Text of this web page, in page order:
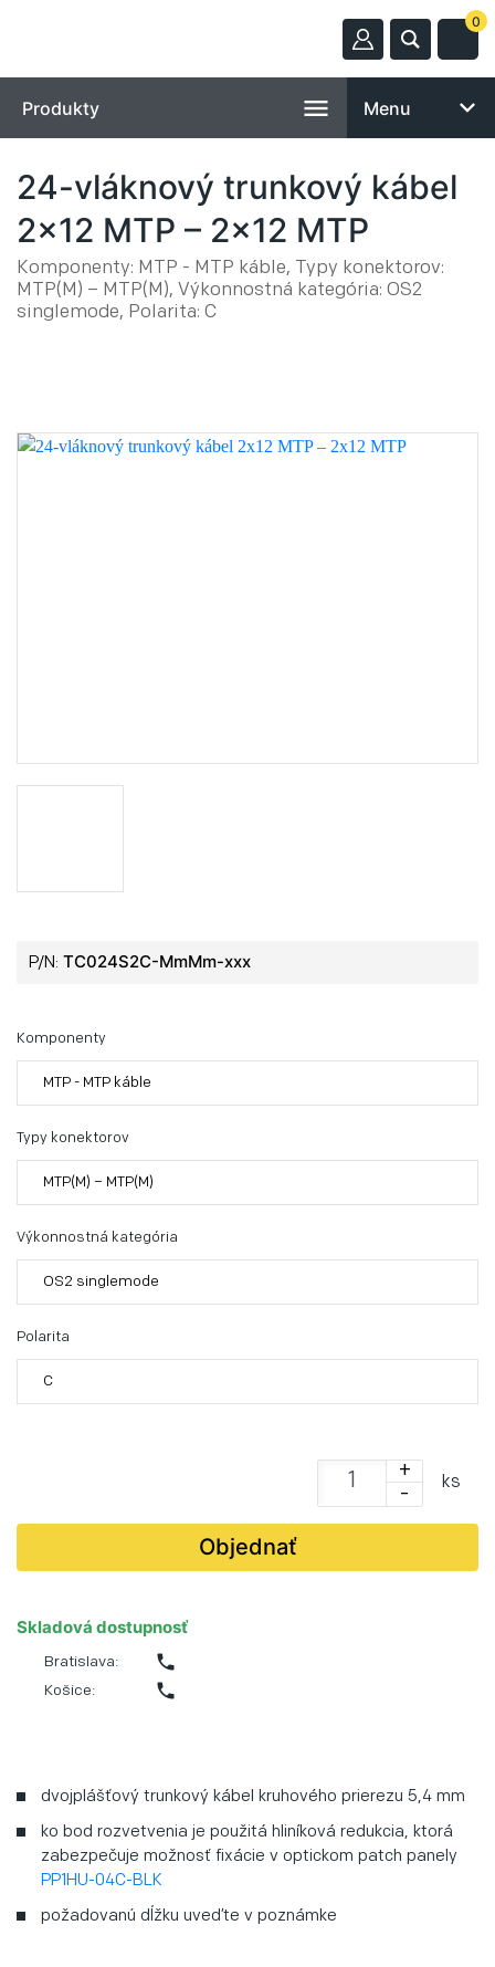
0
Produkty Menu
24-vláknový trunkový kábel
2x12 MTP – 2x12 MTP
Komponenty: MTP - MTP káble, Typy konektorov:
MTP(M) – MTP(M), Výkonnostná kategória: OS2
singlemode, Polarita: C
P/N: TC024S2C-MmMm-xxx
Komponenty
MTP - MTP káble
Typy konektorov
MTP(M) – MTP(M)
Výkonnostná kategória
OS2 singlemode
Polarita
C
+
-
ks
Objednať
Skladová dostupnosť
Bratislava: phone
Košice: phone
dvojplášťový trunkový kábel kruhového prierezu 5,4 mm
ko bod rozvetvenia je použitá hliníková redukcia, ktorá
zabezpečuje možnosť fixácie v optickom patch panely
PP1HU-04C-BLK
požadovanú dĺžku uveďte v poznámke